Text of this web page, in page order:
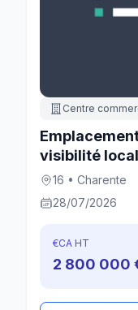
Centre
visibilité
16 • Charente
28/07/2026
€CA HT
2 800 000